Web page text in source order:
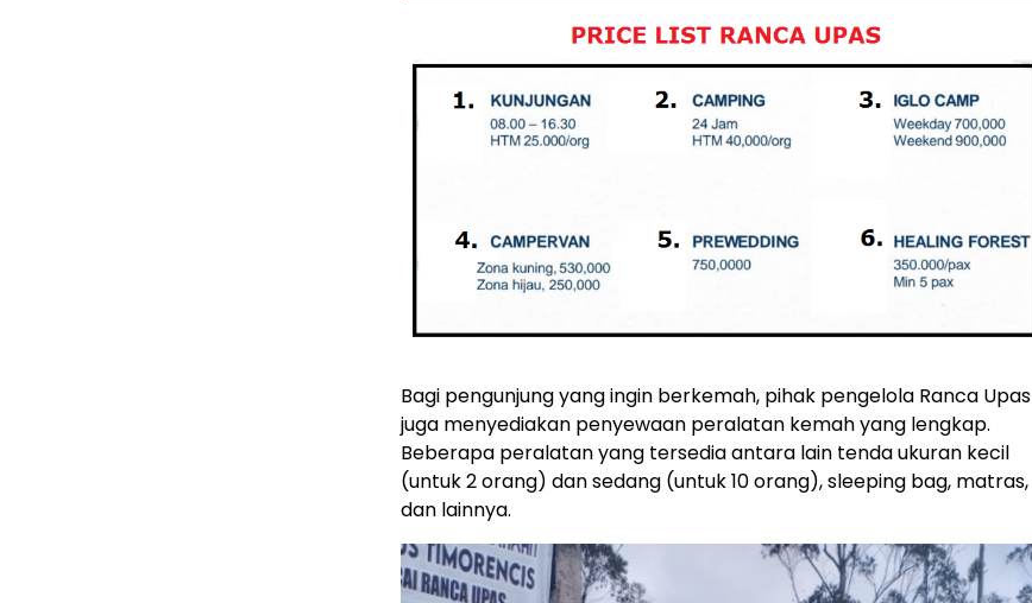
Bagi pengunjung yang ingin berkemah, pihak pengelola Ranca Upas
juga menyediakan penyewaan peralatan kemah yang lengkap.
Beberapa peralatan yang tersedia antara lain tenda ukuran kecil
(untuk 2 orang) dan sedang (untuk 10 orang), sleeping bag, matras,
dan lainnya.